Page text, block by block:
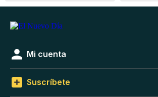
Mi cuenta
Suscríbete